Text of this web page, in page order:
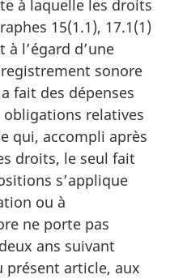
à laquelle les droits
15(1.1), 17.1(1)
à l’égard d’une
sonore
fait des dépenses
obligations relatives
qui, accompli après
droits, le seul fait
s’applique
ou à
ne porte pas
ans suivant
présent article, aux